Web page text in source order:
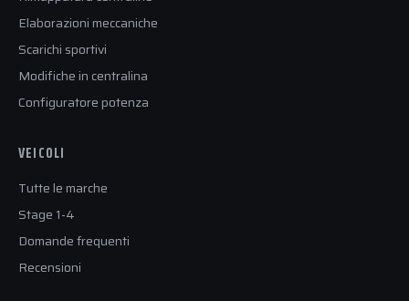
Elaborazioni meccaniche
Scarichi sportivi
Modifiche in centralina
Configuratore potenza
VEICOLI
Tutte le marche
Stage 1-4
Domande frequenti
Recensioni